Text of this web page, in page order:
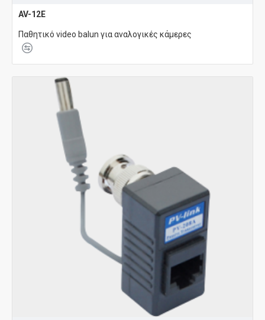
AV-12E
Παθητικό video balun για αναλογικές κάμερες